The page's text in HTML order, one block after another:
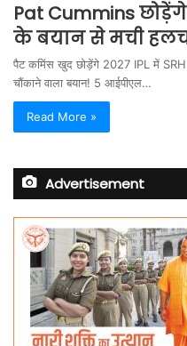
Pat Cummins छोड़ेंगे
के बयान से मची
पैट कमिंस खुद छोड़ेंगे 2027 IPL में SRH
चौंकाने वाला बयान! 5 आईपीएल…
Read More »
Advertisement